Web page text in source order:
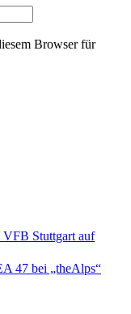
Browser für
Stuttgart auf
47 bei „theAlps“